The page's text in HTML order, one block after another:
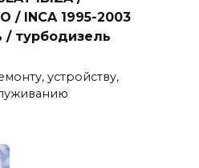
/ INCA 1995-2003
/ турбодизель
устройству,